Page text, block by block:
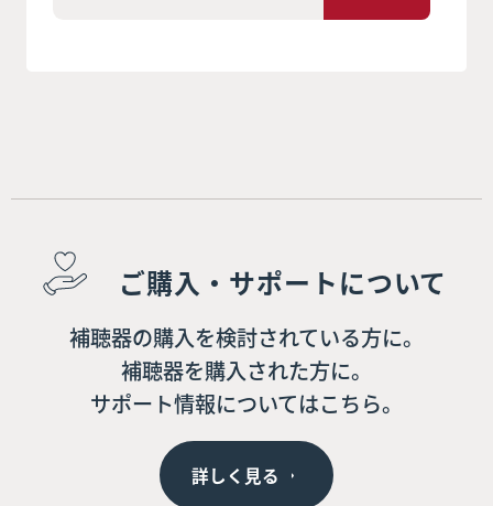
ご購入・サポートについて
補聴器の購入を検討されている方に。
補聴器を購入された方に。
サポート情報についてはこちら。
詳しく見る